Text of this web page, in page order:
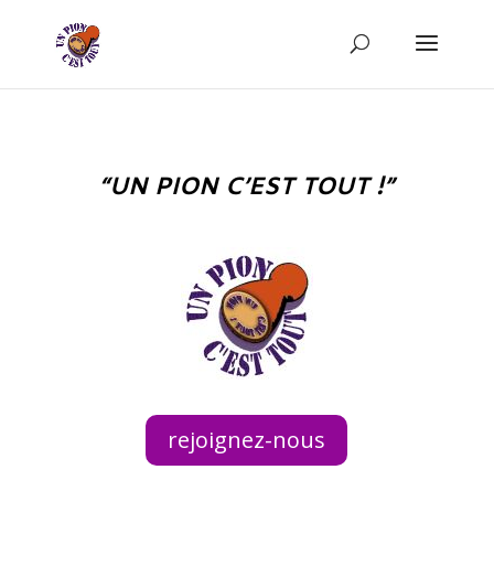
“UN PION C’EST TOUT !”
rejoignez-nous